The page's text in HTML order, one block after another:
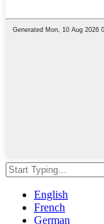
English
French
German